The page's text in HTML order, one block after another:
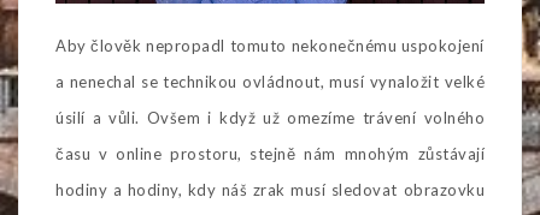
Aby člověk nepropadl tomuto nekonečnému uspokojení
a nenechal se technikou ovládnout, musí vynaložit velké
úsilí a vůli. Ovšem i když už omezíme trávení volného
času v online prostoru, stejně nám mnohým zůstávají
hodiny a hodiny, kdy náš zrak musí sledovat obrazovku